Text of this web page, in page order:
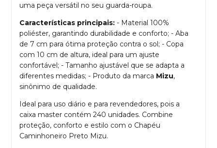
uma peça versátil no seu guarda-roupa.
Características principais: - Material 100%
poliéster, garantindo durabilidade e conforto; - Aba
de 7 cm para ótima proteção contra o sol; - Copa
com 10 cm de altura, ideal para um ajuste
confortável; - Tamanho ajustável que se adapta a
diferentes medidas; - Produto da marca Mizu,
sinônimo de qualidade.
Ideal para uso diário e para revendedores, pois a
caixa master contém 240 unidades. Combine
proteção, conforto e estilo com o Chapéu
Caminhoneiro Preto Mizu.